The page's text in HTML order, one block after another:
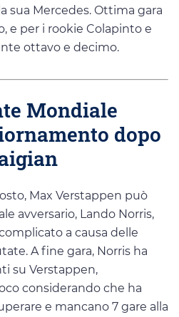
sua Mercedes. Ottima gara
e per i rookie Colapinto e
ottavo e decimo.
Mondiale
dopo
Max Verstappen può
avversario, Lando Norris,
a causa delle
A fine gara, Norris ha
su Verstappen,
considerando che ha
e mancano 7 gare alla